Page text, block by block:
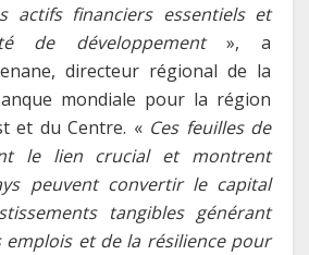
actifs financiers essentiels et
de développement», a
directeur régional de la
mondiale pour la région
et du Centre. « Ces feuilles de
le lien crucial et montrent
peuvent convertir le capital
tangibles générant
emplois et de la résilience pour